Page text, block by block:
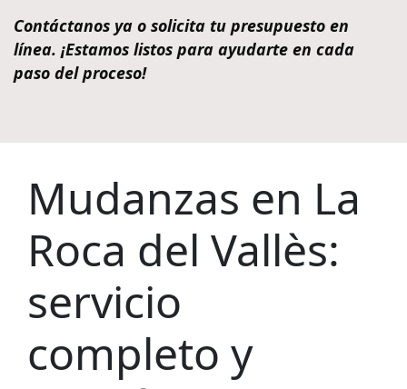
Contáctanos ya o solicita tu presupuesto en
línea. ¡Estamos listos para ayudarte en cada
paso del proceso!
Mudanzas en La
Roca del Vallès:
servicio
completo y